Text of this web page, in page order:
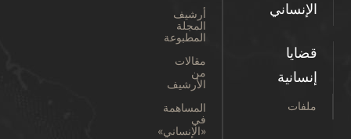
الإنساني
قضايا
إنسانية
ملفات
أرشيف
المجلة
المطبوعة
مقالات
من
الأرشيف
المساهمة
في
«الإنساني»